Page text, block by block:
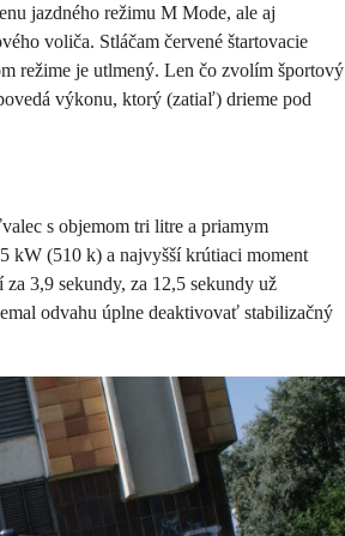
jazdného režimu M Mode, ale aj
voliča. Stláčam červené štartovacie
režime je utlmený. Len čo zvolím športový
výkonu, ktorý (zatiaľ) drieme pod
s objemom tri litre a priamym
kW (510 k) a najvyšší krútiaci moment
3,9 sekundy, za 12,5 sekundy už
odvahu úplne deaktivovať stabilizačný